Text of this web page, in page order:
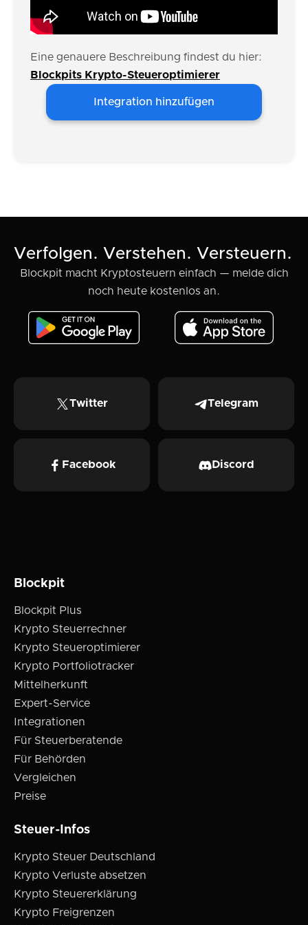
Eine genauere Beschreibung findest du hier:
Blockpits Krypto-Steueroptimierer
Integration hinzufügen
Verfolgen. Verstehen. Versteuern.
Blockpit macht Kryptosteuern einfach — melde dich
noch heute kostenlos an.
Twitter Telegram
Facebook Discord
Blockpit
Blockpit Plus
Krypto Steuerrechner
Krypto Steueroptimierer
Krypto Portfoliotracker
Mittelherkunft
Expert-Service
Integrationen
Für Steuerberatende
Für Behörden
Vergleichen
Preise
Steuer-Infos
Krypto Steuer Deutschland
Krypto Verluste absetzen
Krypto Steuererklärung
Krypto Freigrenzen